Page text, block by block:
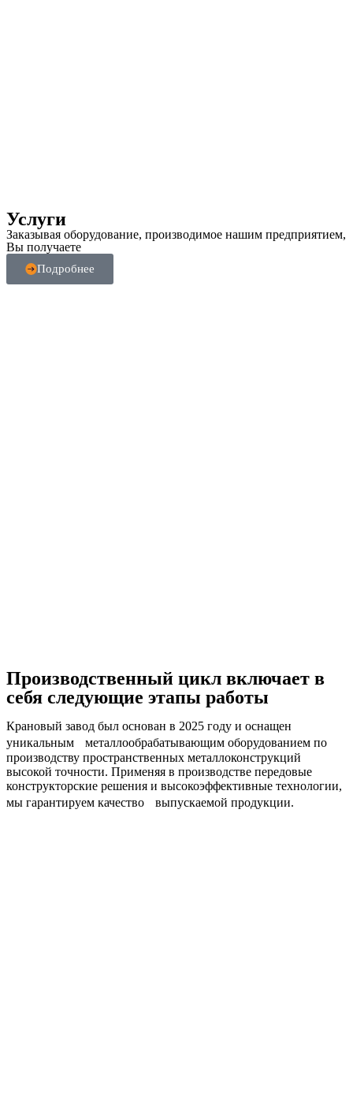
Услуги
Заказывая оборудование, производимое нашим предприятием,
Вы получаете
Подробнее
Производственный цикл включает в
себя следующие этапы работы
Крановый завод был основан в 2025 году и оснащен
уникальным металлообрабатывающим оборудованием по
производству пространственных металлоконструкций
высокой точности. Применяя в производстве передовые
конструкторские решения и высокоэффективные технологии,
мы гарантируем качество выпускаемой продукции.